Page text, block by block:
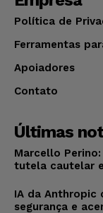
Política de
Ferramentas
Apoiadores
Contato
Últimas
Marcello
tutela cautelar
IA da Anthropic
segurança e